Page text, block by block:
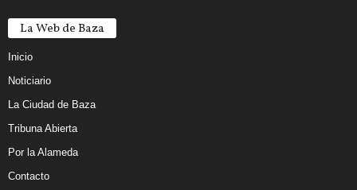
La Web de Baza
Inicio
Noticiario
La Ciudad de Baza
Tribuna Abierta
Por la Alameda
Contacto